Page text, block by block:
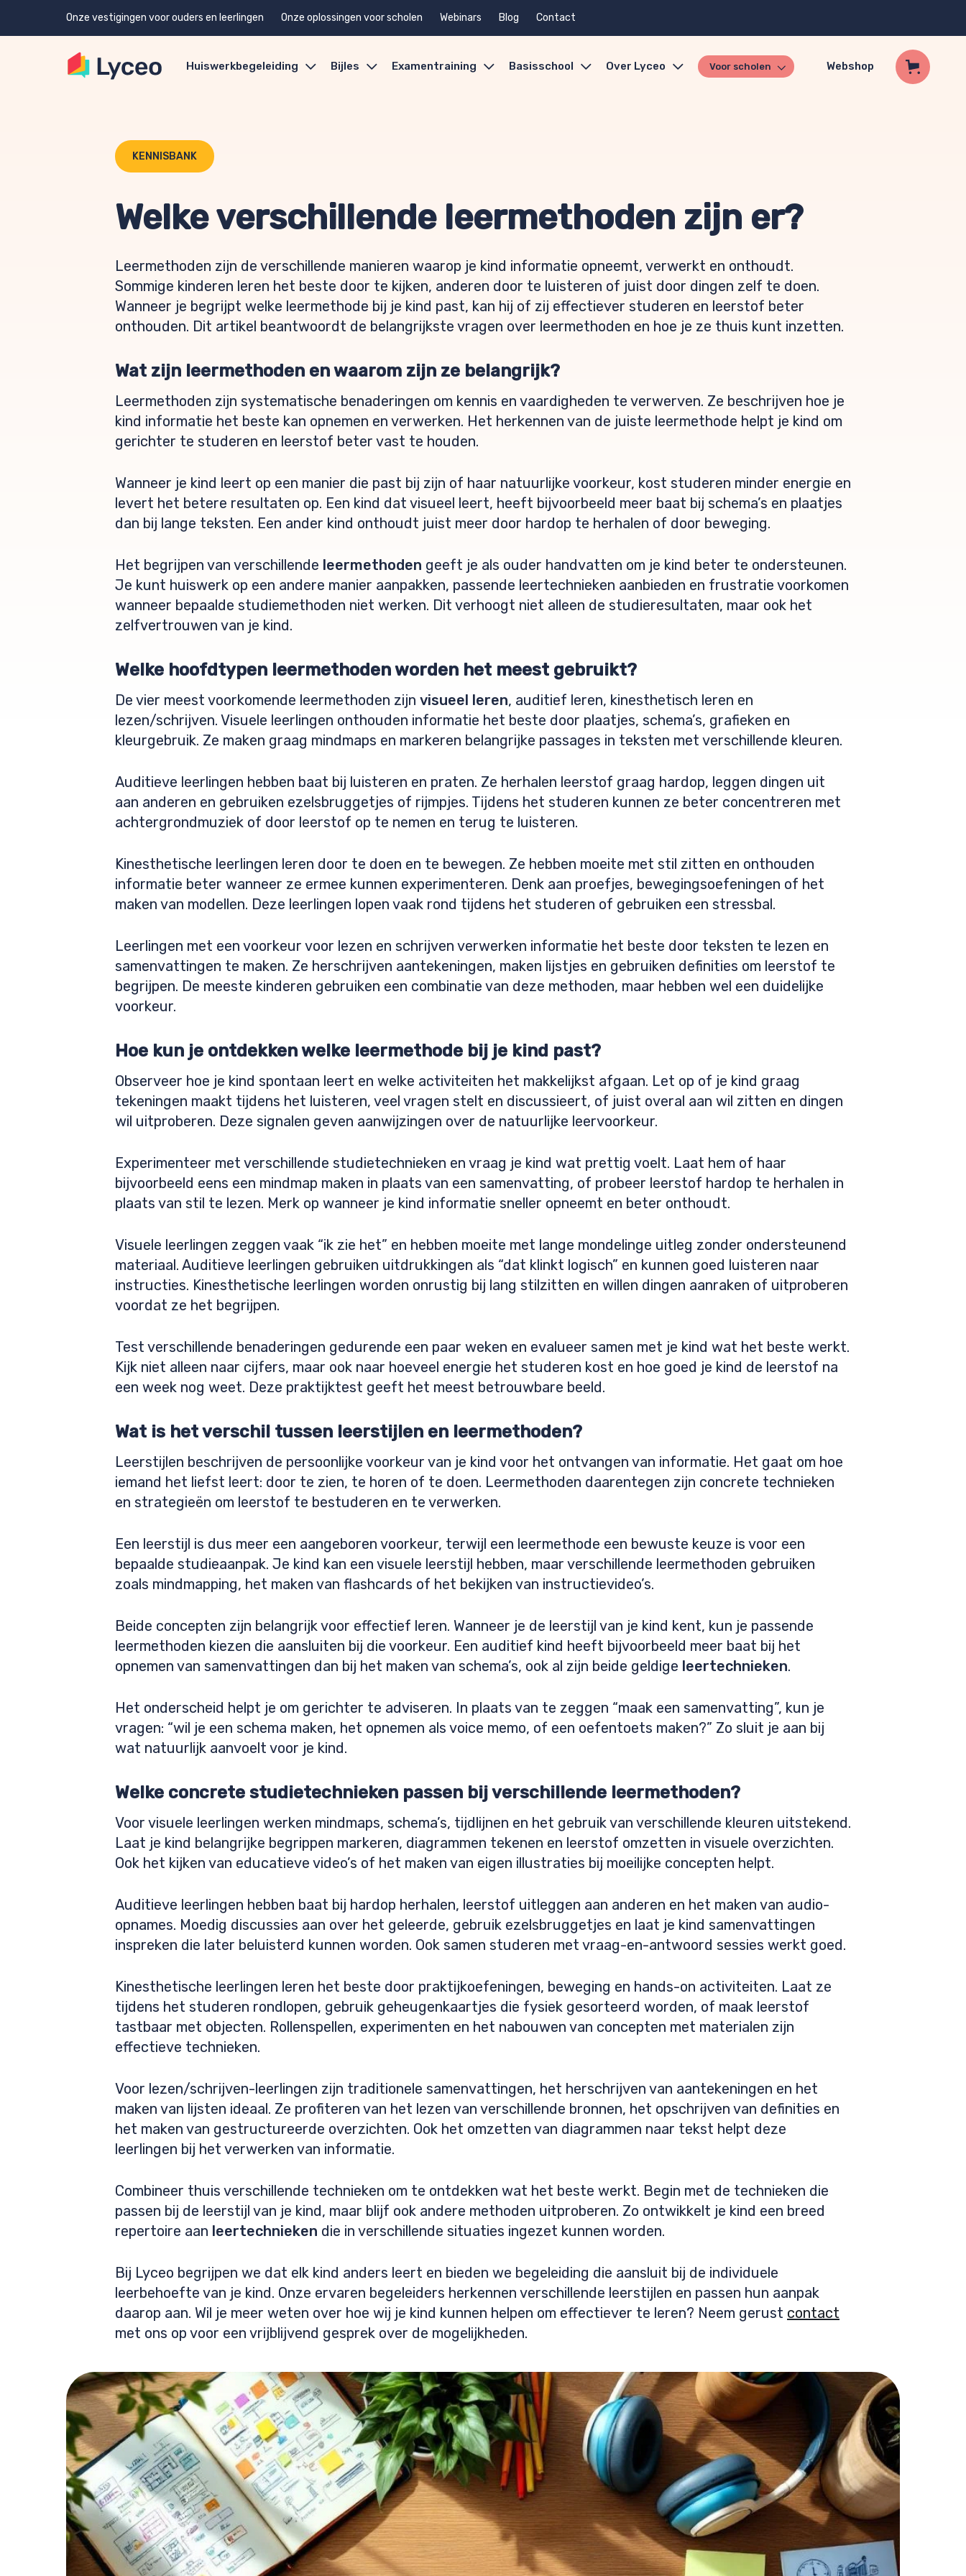
Onze vestigingen voor ouders en leerlingen Onze oplossingen voor scholen Webinars Blog Contact
Huiswerkbegeleiding Bijles Examentraining Basisschool Over Lyceo Voor scholen Webshop
KENNISBANK
Welke verschillende leermethoden zijn er?
Leermethoden zijn de verschillende manieren waarop je kind informatie opneemt, verwerkt en onthoudt.
Sommige kinderen leren het beste door te kijken, anderen door te luisteren of juist door dingen zelf te doen.
Wanneer je begrijpt welke leermethode bij je kind past, kan hij of zij effectiever studeren en leerstof beter
onthouden. Dit artikel beantwoordt de belangrijkste vragen over leermethoden en hoe je ze thuis kunt inzetten.
Wat zijn leermethoden en waarom zijn ze belangrijk?
Leermethoden zijn systematische benaderingen om kennis en vaardigheden te verwerven. Ze beschrijven hoe je
kind informatie het beste kan opnemen en verwerken. Het herkennen van de juiste leermethode helpt je kind om
gerichter te studeren en leerstof beter vast te houden.
Wanneer je kind leert op een manier die past bij zijn of haar natuurlijke voorkeur, kost studeren minder energie en
levert het betere resultaten op. Een kind dat visueel leert, heeft bijvoorbeeld meer baat bij schema’s en plaatjes
dan bij lange teksten. Een ander kind onthoudt juist meer door hardop te herhalen of door beweging.
Het begrijpen van verschillende leermethoden geeft je als ouder handvatten om je kind beter te ondersteunen.
Je kunt huiswerk op een andere manier aanpakken, passende leertechnieken aanbieden en frustratie voorkomen
wanneer bepaalde studiemethoden niet werken. Dit verhoogt niet alleen de studieresultaten, maar ook het
zelfvertrouwen van je kind.
Welke hoofdtypen leermethoden worden het meest gebruikt?
De vier meest voorkomende leermethoden zijn visueel leren, auditief leren, kinesthetisch leren en
lezen/schrijven. Visuele leerlingen onthouden informatie het beste door plaatjes, schema’s, grafieken en
kleurgebruik. Ze maken graag mindmaps en markeren belangrijke passages in teksten met verschillende kleuren.
Auditieve leerlingen hebben baat bij luisteren en praten. Ze herhalen leerstof graag hardop, leggen dingen uit
aan anderen en gebruiken ezelsbruggetjes of rijmpjes. Tijdens het studeren kunnen ze beter concentreren met
achtergrondmuziek of door leerstof op te nemen en terug te luisteren.
Kinesthetische leerlingen leren door te doen en te bewegen. Ze hebben moeite met stil zitten en onthouden
informatie beter wanneer ze ermee kunnen experimenteren. Denk aan proefjes, bewegingsoefeningen of het
maken van modellen. Deze leerlingen lopen vaak rond tijdens het studeren of gebruiken een stressbal.
Leerlingen met een voorkeur voor lezen en schrijven verwerken informatie het beste door teksten te lezen en
samenvattingen te maken. Ze herschrijven aantekeningen, maken lijstjes en gebruiken definities om leerstof te
begrijpen. De meeste kinderen gebruiken een combinatie van deze methoden, maar hebben wel een duidelijke
voorkeur.
Hoe kun je ontdekken welke leermethode bij je kind past?
Observeer hoe je kind spontaan leert en welke activiteiten het makkelijkst afgaan. Let op of je kind graag
tekeningen maakt tijdens het luisteren, veel vragen stelt en discussieert, of juist overal aan wil zitten en dingen
wil uitproberen. Deze signalen geven aanwijzingen over de natuurlijke leervoorkeur.
Experimenteer met verschillende studietechnieken en vraag je kind wat prettig voelt. Laat hem of haar
bijvoorbeeld eens een mindmap maken in plaats van een samenvatting, of probeer leerstof hardop te herhalen in
plaats van stil te lezen. Merk op wanneer je kind informatie sneller opneemt en beter onthoudt.
Visuele leerlingen zeggen vaak “ik zie het” en hebben moeite met lange mondelinge uitleg zonder ondersteunend
materiaal. Auditieve leerlingen gebruiken uitdrukkingen als “dat klinkt logisch” en kunnen goed luisteren naar
instructies. Kinesthetische leerlingen worden onrustig bij lang stilzitten en willen dingen aanraken of uitproberen
voordat ze het begrijpen.
Test verschillende benaderingen gedurende een paar weken en evalueer samen met je kind wat het beste werkt.
Kijk niet alleen naar cijfers, maar ook naar hoeveel energie het studeren kost en hoe goed je kind de leerstof na
een week nog weet. Deze praktijktest geeft het meest betrouwbare beeld.
Wat is het verschil tussen leerstijlen en leermethoden?
Leerstijlen beschrijven de persoonlijke voorkeur van je kind voor het ontvangen van informatie. Het gaat om hoe
iemand het liefst leert: door te zien, te horen of te doen. Leermethoden daarentegen zijn concrete technieken
en strategieën om leerstof te bestuderen en te verwerken.
Een leerstijl is dus meer een aangeboren voorkeur, terwijl een leermethode een bewuste keuze is voor een
bepaalde studieaanpak. Je kind kan een visuele leerstijl hebben, maar verschillende leermethoden gebruiken
zoals mindmapping, het maken van flashcards of het bekijken van instructievideo’s.
Beide concepten zijn belangrijk voor effectief leren. Wanneer je de leerstijl van je kind kent, kun je passende
leermethoden kiezen die aansluiten bij die voorkeur. Een auditief kind heeft bijvoorbeeld meer baat bij het
opnemen van samenvattingen dan bij het maken van schema’s, ook al zijn beide geldige leertechnieken.
Het onderscheid helpt je om gerichter te adviseren. In plaats van te zeggen “maak een samenvatting”, kun je
vragen: “wil je een schema maken, het opnemen als voice memo, of een oefentoets maken?” Zo sluit je aan bij
wat natuurlijk aanvoelt voor je kind.
Welke concrete studietechnieken passen bij verschillende leermethoden?
Voor visuele leerlingen werken mindmaps, schema’s, tijdlijnen en het gebruik van verschillende kleuren uitstekend.
Laat je kind belangrijke begrippen markeren, diagrammen tekenen en leerstof omzetten in visuele overzichten.
Ook het kijken van educatieve video’s of het maken van eigen illustraties bij moeilijke concepten helpt.
Auditieve leerlingen hebben baat bij hardop herhalen, leerstof uitleggen aan anderen en het maken van audio-
opnames. Moedig discussies aan over het geleerde, gebruik ezelsbruggetjes en laat je kind samenvattingen
inspreken die later beluisterd kunnen worden. Ook samen studeren met vraag-en-antwoord sessies werkt goed.
Kinesthetische leerlingen leren het beste door praktijkoefeningen, beweging en hands-on activiteiten. Laat ze
tijdens het studeren rondlopen, gebruik geheugenkaartjes die fysiek gesorteerd worden, of maak leerstof
tastbaar met objecten. Rollenspellen, experimenten en het nabouwen van concepten met materialen zijn
effectieve technieken.
Voor lezen/schrijven-leerlingen zijn traditionele samenvattingen, het herschrijven van aantekeningen en het
maken van lijsten ideaal. Ze profiteren van het lezen van verschillende bronnen, het opschrijven van definities en
het maken van gestructureerde overzichten. Ook het omzetten van diagrammen naar tekst helpt deze
leerlingen bij het verwerken van informatie.
Combineer thuis verschillende technieken om te ontdekken wat het beste werkt. Begin met de technieken die
passen bij de leerstijl van je kind, maar blijf ook andere methoden uitproberen. Zo ontwikkelt je kind een breed
repertoire aan leertechnieken die in verschillende situaties ingezet kunnen worden.
Bij Lyceo begrijpen we dat elk kind anders leert en bieden we begeleiding die aansluit bij de individuele
leerbehoefte van je kind. Onze ervaren begeleiders herkennen verschillende leerstijlen en passen hun aanpak
daarop aan. Wil je meer weten over hoe wij je kind kunnen helpen om effectiever te leren? Neem gerust contact
met ons op voor een vrijblijvend gesprek over de mogelijkheden.